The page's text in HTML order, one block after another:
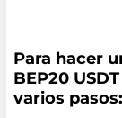
Para hacer
BEP20
varios pasos: